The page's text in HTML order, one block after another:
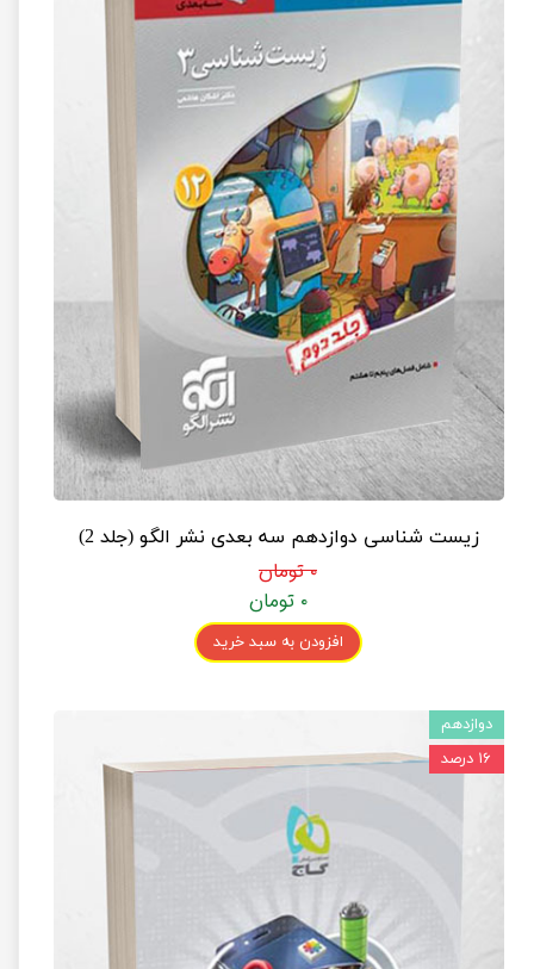
زیست شناسی دوازدهم سه بعدی نشر الگو (جلد 2)
۰ تومان
۰ تومان
افزودن به سبد خرید
دوازدهم
۱۶ درصد